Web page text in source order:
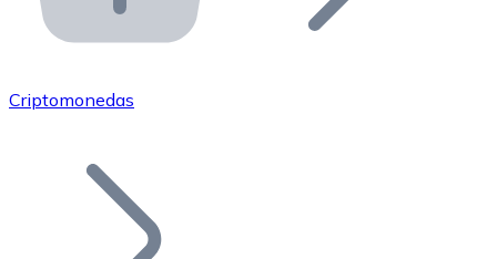
Integra nuestra API en tu ecosistema.
Únete a nuestra red de distribuidores.
Añade tu proyecto a nuestro ecosistema.
Criptomonedas